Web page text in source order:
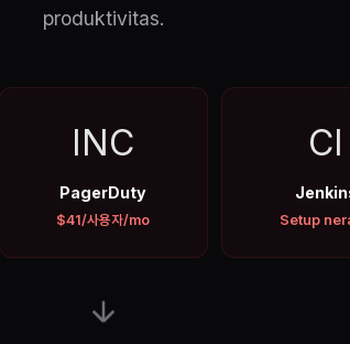
produktivitas.
INC
PagerDuty
$41/사용자/mo
CI
Setup